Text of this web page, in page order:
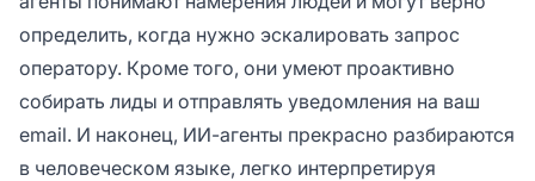
определить, когда нужно эскалировать запрос
оператору. Кроме того, они умеют проактивно
собирать лиды и отправлять уведомления на ваш
email. И наконец, ИИ-агенты прекрасно разбираются
в человеческом языке, легко интерпретируя